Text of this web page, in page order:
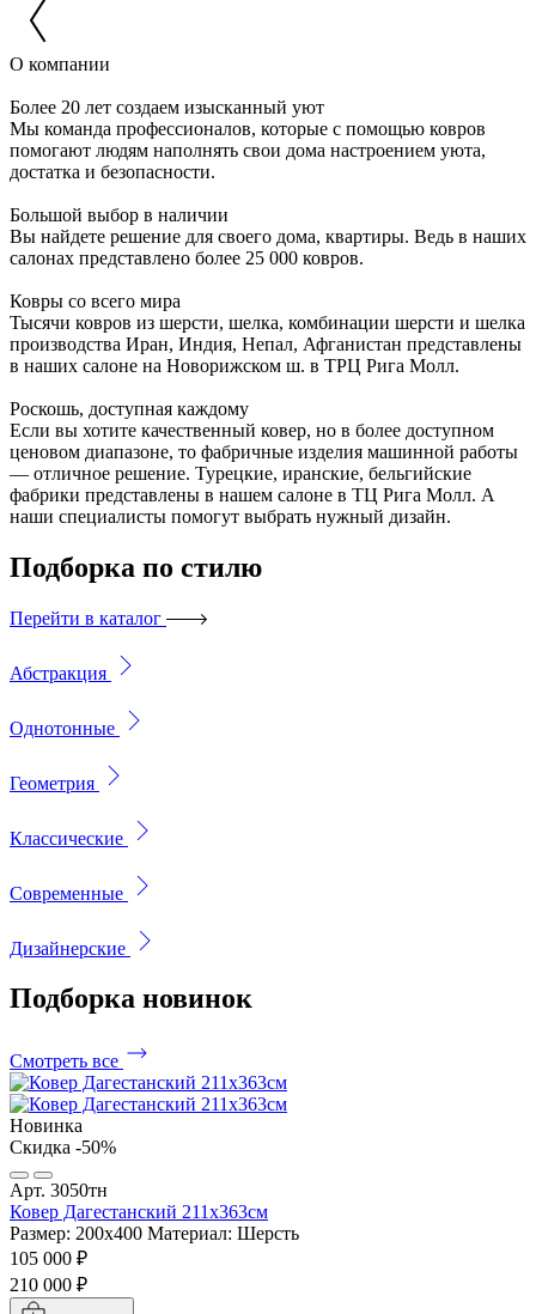
О компании
Более 20 лет создаем изысканный уют
Мы команда профессионалов, которые с помощью ковров
помогают людям наполнять свои дома настроением уюта,
достатка и безопасности.
Большой выбор в наличии
Вы найдете решение для своего дома, квартиры. Ведь в наших
салонах представлено более 25 000 ковров.
Ковры со всего мира
Тысячи ковров из шерсти, шелка, комбинации шерсти и шелка
производства Иран, Индия, Непал, Афганистан представлены
в наших салоне на Новорижском ш. в ТРЦ Рига Молл.
Роскошь, доступная каждому
Если вы хотите качественный ковер, но в более доступном
ценовом диапазоне, то фабричные изделия машинной работы
— отличное решение. Турецкие, иранские, бельгийские
фабрики представлены в нашем салоне в ТЦ Рига Молл. А
наши специалисты помогут выбрать нужный дизайн.
Подборка по стилю
Перейти в каталог
Абстракция
Однотонные
Геометрия
Классические
Современные
Дизайнерские
Подборка новинок
Смотреть все
Новинка
Скидка -50%
Арт. 3050тн
Ковер Дагестанский 211x363см
Размер: 200х400 Материал: Шерсть
105 000 ₽
210 000 ₽